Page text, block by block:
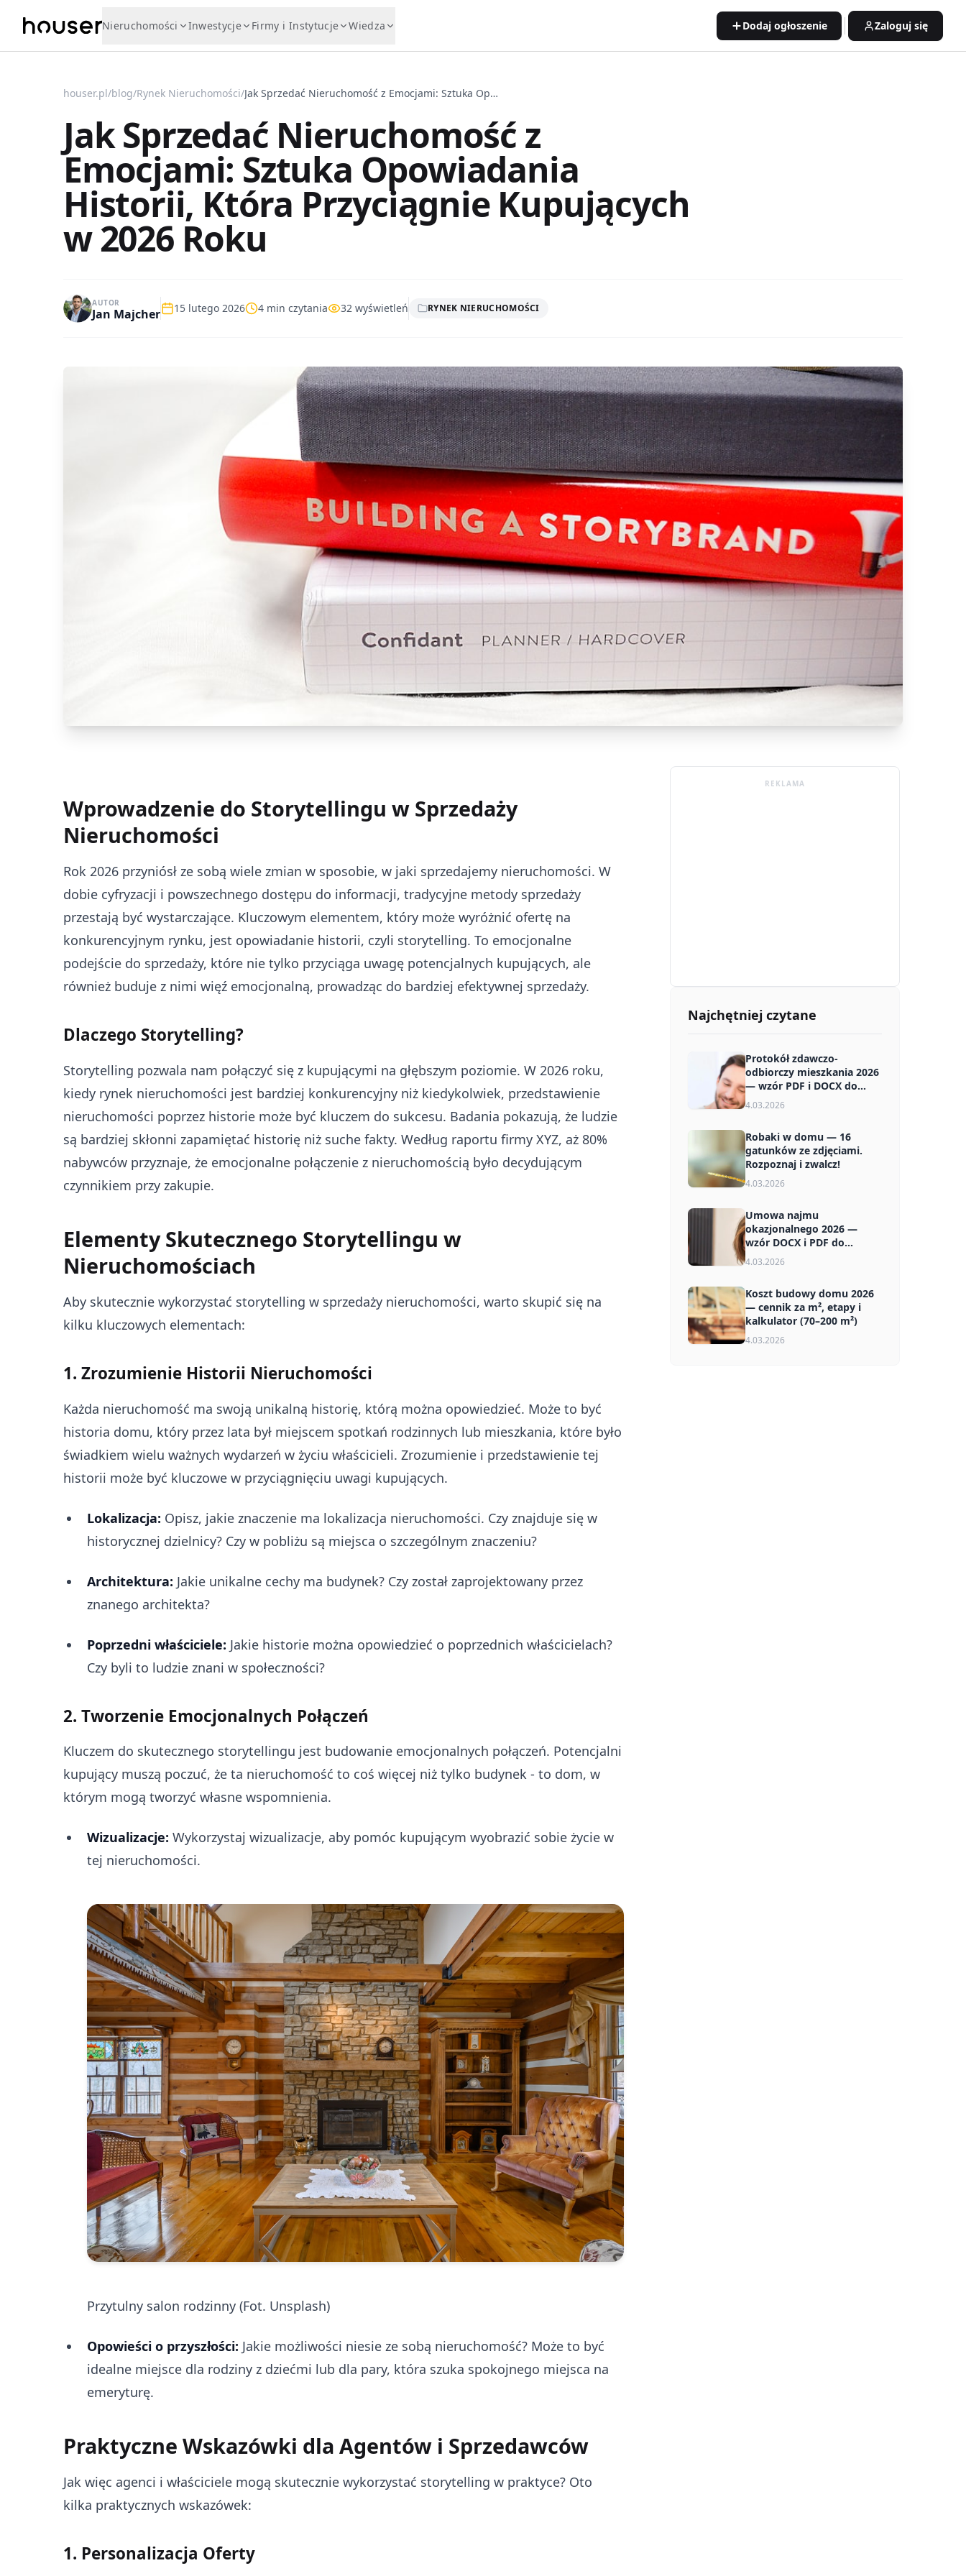
Nieruchomości Inwestycje Firmy i Instytucje Wiedza Dodaj ogłoszenie Zaloguj się
houser.pl/blog/Rynek Nieruchomości/ Jak Sprzedać Nieruchomość z Emocjami: Sztuka Opowiadania Historii, Która Przyciągnie Kupujących w 2026 Roku
Jak Sprzedać Nieruchomość z
Emocjami: Sztuka Opowiadania
Historii, Która Przyciągnie Kupujących
w 2026 Roku
AUTOR
Jan Majcher 15 lutego 2026 4 min czytania 32 wyświetleń RYNEK NIERUCHOMOŚCI
Wprowadzenie do Storytellingu w Sprzedaży
Nieruchomości
Rok 2026 przyniósł ze sobą wiele zmian w sposobie, w jaki sprzedajemy nieruchomości. W
dobie cyfryzacji i powszechnego dostępu do informacji, tradycyjne metody sprzedaży
przestają być wystarczające. Kluczowym elementem, który może wyróżnić ofertę na
konkurencyjnym rynku, jest opowiadanie historii, czyli storytelling. To emocjonalne
podejście do sprzedaży, które nie tylko przyciąga uwagę potencjalnych kupujących, ale
również buduje z nimi więź emocjonalną, prowadząc do bardziej efektywnej sprzedaży.
Dlaczego Storytelling?
Storytelling pozwala nam połączyć się z kupującymi na głębszym poziomie. W 2026 roku,
kiedy rynek nieruchomości jest bardziej konkurencyjny niż kiedykolwiek, przedstawienie
nieruchomości poprzez historie może być kluczem do sukcesu. Badania pokazują, że ludzie
są bardziej skłonni zapamiętać historię niż suche fakty. Według raportu firmy XYZ, aż 80%
nabywców przyznaje, że emocjonalne połączenie z nieruchomością było decydującym
czynnikiem przy zakupie.
Elementy Skutecznego Storytellingu w
Nieruchomościach
Aby skutecznie wykorzystać storytelling w sprzedaży nieruchomości, warto skupić się na
kilku kluczowych elementach:
1. Zrozumienie Historii Nieruchomości
Każda nieruchomość ma swoją unikalną historię, którą można opowiedzieć. Może to być
historia domu, który przez lata był miejscem spotkań rodzinnych lub mieszkania, które było
świadkiem wielu ważnych wydarzeń w życiu właścicieli. Zrozumienie i przedstawienie tej
historii może być kluczowe w przyciągnięciu uwagi kupujących.
Lokalizacja: Opisz, jakie znaczenie ma lokalizacja nieruchomości. Czy znajduje się w
historycznej dzielnicy? Czy w pobliżu są miejsca o szczególnym znaczeniu?
Architektura: Jakie unikalne cechy ma budynek? Czy został zaprojektowany przez
znanego architekta?
Poprzedni właściciele: Jakie historie można opowiedzieć o poprzednich właścicielach?
Czy byli to ludzie znani w społeczności?
2. Tworzenie Emocjonalnych Połączeń
Kluczem do skutecznego storytellingu jest budowanie emocjonalnych połączeń. Potencjalni
kupujący muszą poczuć, że ta nieruchomość to coś więcej niż tylko budynek - to dom, w
którym mogą tworzyć własne wspomnienia.
Wizualizacje: Wykorzystaj wizualizacje, aby pomóc kupującym wyobrazić sobie życie w
tej nieruchomości.
Przytulny salon rodzinny (Fot. Unsplash)
Opowieści o przyszłości: Jakie możliwości niesie ze sobą nieruchomość? Może to być
idealne miejsce dla rodziny z dziećmi lub dla pary, która szuka spokojnego miejsca na
emeryturę.
Praktyczne Wskazówki dla Agentów i Sprzedawców
Jak więc agenci i właściciele mogą skutecznie wykorzystać storytelling w praktyce? Oto
kilka praktycznych wskazówek:
1. Personalizacja Oferty
REKLAMA
Najchętniej czytane
Protokół zdawczo-
odbiorczy mieszkania 2026
— wzór PDF i DOCX do
pobrania
4.03.2026
Robaki w domu — 16
gatunków ze zdjęciami.
Rozpoznaj i zwalcz!
4.03.2026
Umowa najmu
okazjonalnego 2026 —
wzór DOCX i PDF do
pobrania za darmo
4.03.2026
Koszt budowy domu 2026
— cennik za m², etapy i
kalkulator (70–200 m²)
4.03.2026